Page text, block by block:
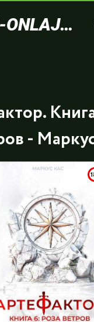
KNIGI-ONLAJN.COM
-